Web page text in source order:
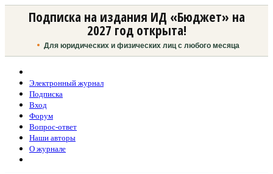
Подписка на издания ИД «Бюджет» на
2027 год открыта!
Для юридических и физических лиц с любого месяца
Электронный журнал
Подписка
Вход
Форум
Вопрос-ответ
Наши авторы
О журнале